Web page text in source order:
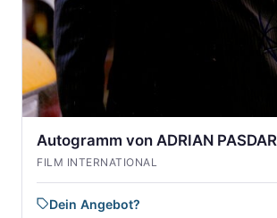
Autogramm von ADRIAN PASDAR
FILM INTERNATIONAL
Dein Angebot?